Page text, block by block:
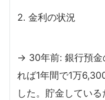
金利の状況
→ 30年前: 銀行預金
れば1年間で1万
した。貯金してい